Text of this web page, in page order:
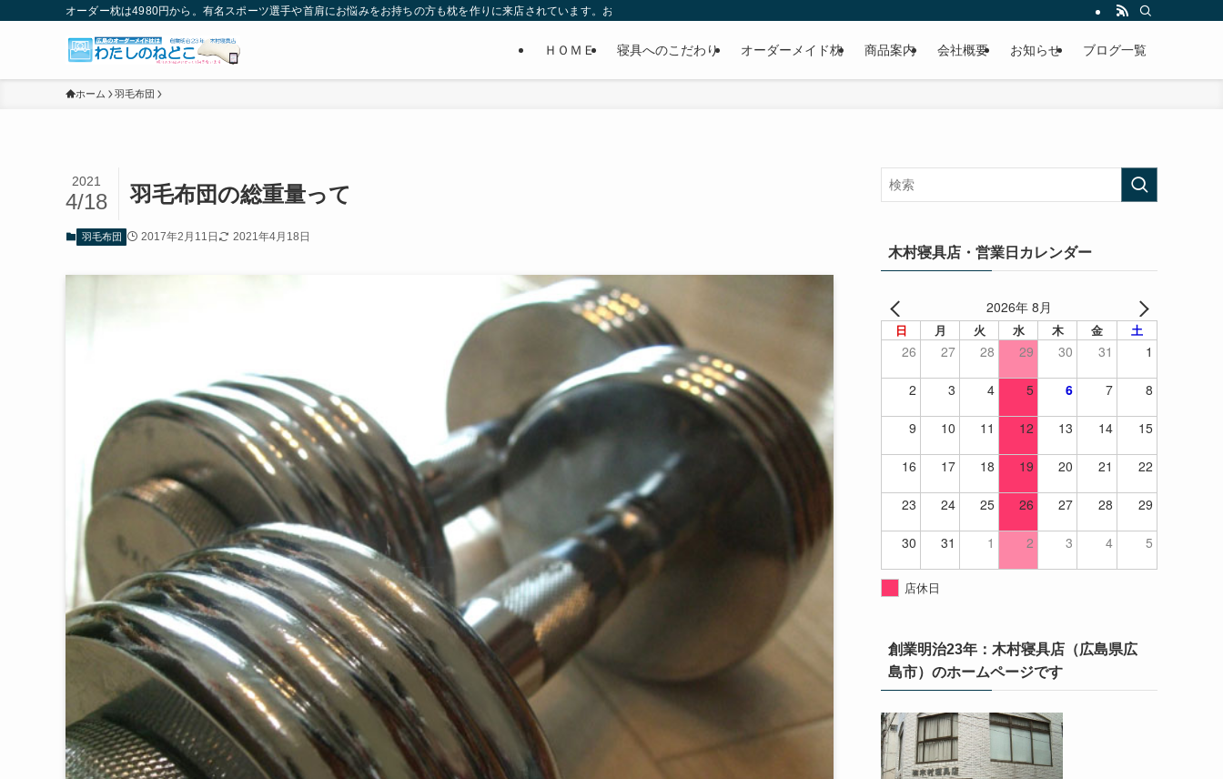
オーダー枕は4980円から。有名スポーツ選手や首肩にお悩みをお持ちの方も枕を作りに来店されています。お客様の喜びの声も掲載中。グッスリ寝てみませんか？睡眠環境・寝具指導士在籍、メディア出演多数。
ＨＯＭＥ 寝具へのこだわり オーダーメイド枕 商品案内 会社概要 お知らせ ブログ一覧
ホーム 羽毛布団
羽毛布団の総重量って
2021
4/18
羽毛布団 2017年2月11日 2021年4月18日
木村寝具店・営業日カレンダー
2026年 8月
日 月 火 水 木 金 土
26 27 28 29 30 31 1
2 3 4 5 6 7 8
9 10 11 12 13 14 15
16 17 18 19 20 21 22
23 24 25 26 27 28 29
30 31 1 2 3 4 5
店休日
創業明治23年：木村寝具店（広島県広
島市）のホームページです